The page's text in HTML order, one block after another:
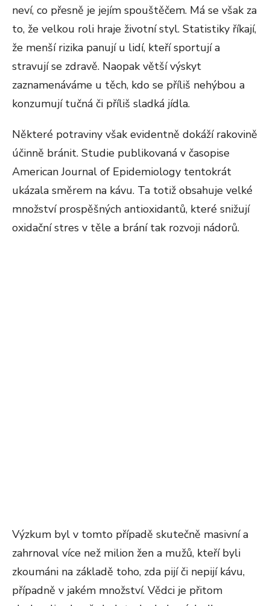
neví, co přesně je jejím spouštěčem. Má se však za
to, že velkou roli hraje životní styl. Statistiky říkají,
že menší rizika panují u lidí, kteří sportují a
stravují se zdravě. Naopak větší výskyt
zaznamenáváme u těch, kdo se příliš nehýbou a
konzumují tučná či příliš sladká jídla.
Některé potraviny však evidentně dokáží rakovině
účinně bránit. Studie publikovaná v časopise
American Journal of Epidemiology tentokrát
ukázala směrem na kávu. Ta totiž obsahuje velké
množství prospěšných antioxidantů, které snižují
oxidační stres v těle a brání tak rozvoji nádorů.
Výzkum byl v tomto případě skutečně masivní a
zahrnoval více než milion žen a mužů, kteří byli
zkoumáni na základě toho, zda pijí či nepijí kávu,
případně v jakém množství. Vědci je přitom